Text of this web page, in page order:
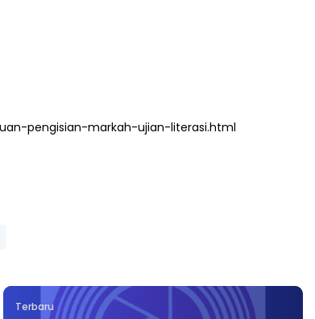
pengisian-markah-ujian-literasi.html
Terbaru